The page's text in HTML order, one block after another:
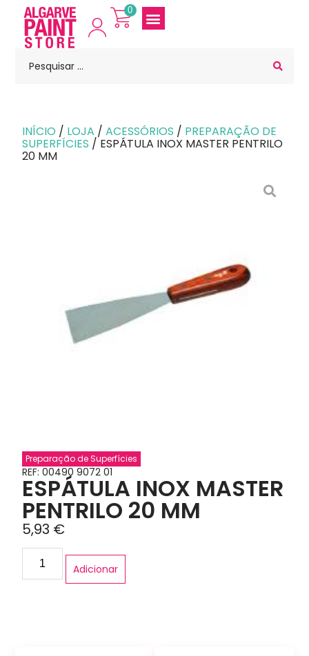
0
INÍCIO / LOJA /ACESSÓRIOS / PREPARAÇÃO DE
SUPERFÍCIES / ESPÁTULA INOX MASTER PENTRILO
20 MM
Preparação de Superfícies
REF: 00490 9072 01
ESPÁTULA INOX MASTER
PENTRILO 20 MM
5,93 €
Adicionar